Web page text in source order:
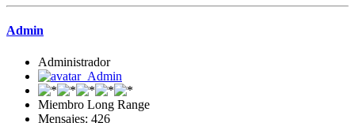
Admin
Administrador
Miembro Long Range
Mensajes: 426